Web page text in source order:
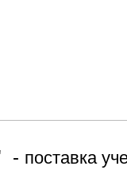
- поставка